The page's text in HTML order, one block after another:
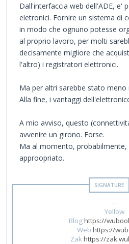
Dall'interfaccia web dell'ADE, e'
eletronici. Fornire un sistema di
in modo che ognuno potesse
al proprio lavoro, per molti
decisamente migliore che
l'altro) i registratori elettronici.
Ma per altri sarebbe stato meno
Alla fine, i vantaggi
A mio avviso, questo
avvenire un girono. Forse.
Ma al momento, probabilmente,
approopriato.
--
Yellow
Bloghttps://
Web https://
Zakhttps://